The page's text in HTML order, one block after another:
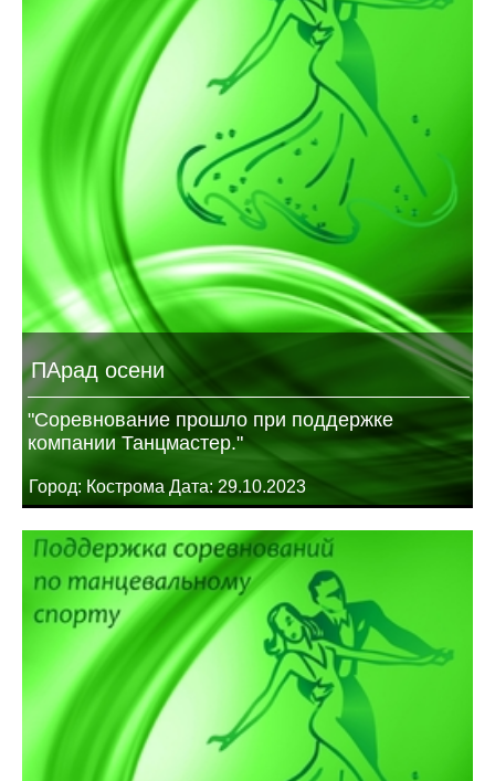
ПАрад осени
"Соревнование прошло при поддержке
компании Танцмастер."
Город: Кострома Дата: 29.10.2023